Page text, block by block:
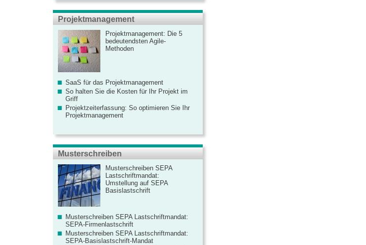
Projektmanagement
Projektmanagement: Die 5
bedeutendsten Agile-
Methoden
SaaS für das Projektmanagement
So halten Sie die Kosten für Ihr Projekt im
Griff
Projektzeiterfassung: So optimieren Sie Ihr
Projektmanagement
Musterschreiben
Musterschreiben SEPA
Lastschriftmandat:
Umstellung auf SEPA
Basislastschrift
Musterschreiben SEPA Lastschriftmandat:
SEPA-Firmenlastschrift
Musterschreiben SEPA Lastschriftmandat:
SEPA-Basislastschrift-Mandat